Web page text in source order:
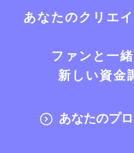
あなたのクリエ
ファンと一
新しい資金
あなたのプ